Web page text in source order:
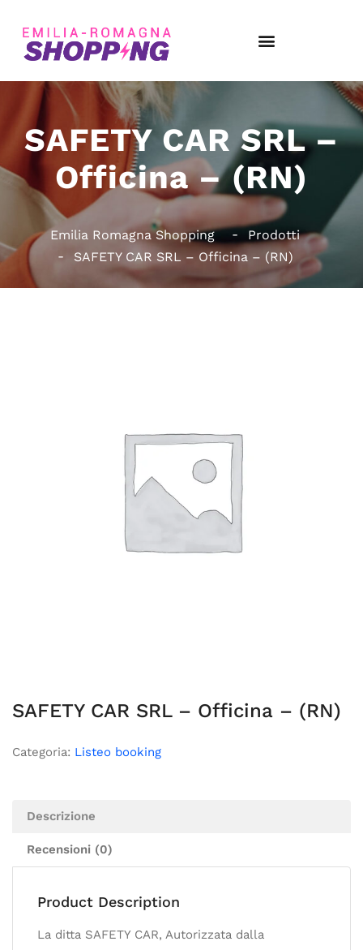
SAFETY CAR SRL –
Officina – (RN)
Emilia Romagna Shopping
Prodotti
SAFETY CAR SRL – Officina – (RN)
SAFETY CAR SRL – Officina – (RN)
Categoria: Listeo booking
Descrizione
Recensioni (0)
Product Description
La ditta SAFETY CAR, Autorizzata dalla